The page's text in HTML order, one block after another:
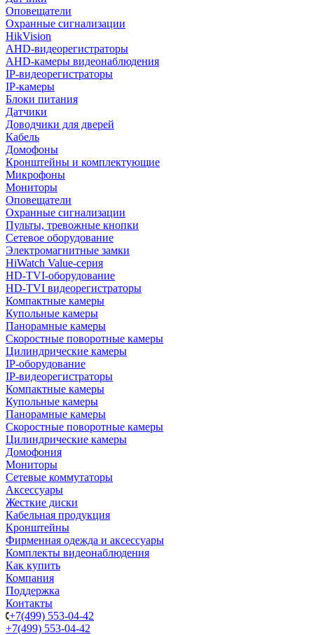
Оповещатели
Охранные сигнализации
HikVision
AHD-видеорегистраторы
AHD-камеры видеонаблюдения
IP-видеорегистраторы
IP-камеры
Блоки питания
Датчики
Доводчики для дверей
Кабель
Домофоны
Кронштейны и комплектующие
Микрофоны
Мониторы
Оповещатели
Охранные сигнализации
Пульты, тревожные кнопки
Сетевое оборудование
Электромагнитные замки
HiWatch Value-серия
HD-TVI-оборудование
HD-TVI видеорегистраторы
Компактные камеры
Купольные камеры
Панорамные камеры
Скоростные поворотные камеры
Цилиндрические камеры
IP-оборудование
IP-видеорегистраторы
Компактные камеры
Купольные камеры
Панорамные камеры
Скоростные поворотные камеры
Цилиндрические камеры
Домофония
Мониторы
Сетевые коммутаторы
Аксессуары
Жесткие диски
Кабельная продукция
Кронштейны
Фирменная одежда и аксессуары
Комплекты видеонаблюдения
Как купить
Компания
Поддержка
Контакты
+7(499) 553-04-42
+7(499) 553-04-42